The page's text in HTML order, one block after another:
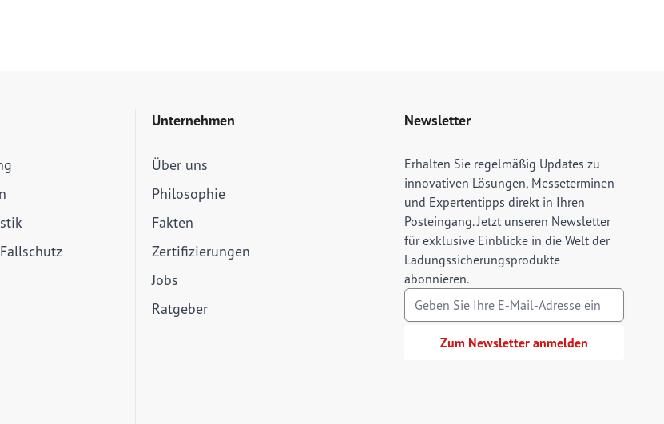
Unternehmen
Über uns
Philosophie
Fakten
Zertifizierungen
Jobs
Ratgeber
Newsletter
Erhalten Sie regelmäßig Updates zu
innovativen Lösungen, Messeterminen
und Expertentipps direkt in Ihren
Posteingang. Jetzt unseren Newsletter
für exklusive Einblicke in die Welt der
Ladungssicherungsprodukte
abonnieren.
E-Mail Adresse
Zum Newsletter anmelden